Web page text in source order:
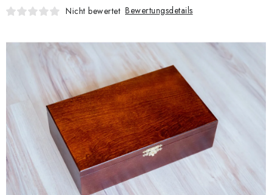
SCHACHBÜCHER
SCHACH-ANTIQUITÄTENLADEN
SCHACH ONLINE
SCHACH-MERCH
SCHACH GESCHENKE
Nicht bewertet Bewertungsdetails